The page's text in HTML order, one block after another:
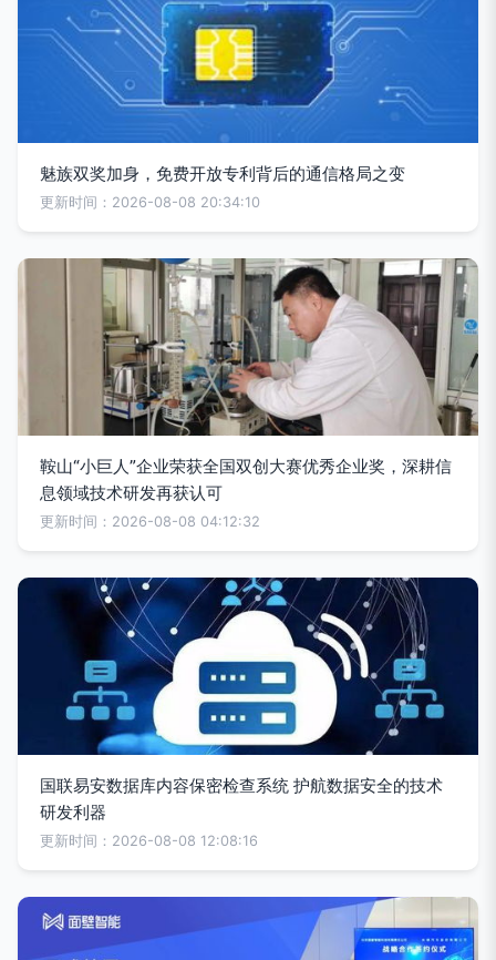
魅族双奖加身，免费开放专利背后的通信格局之变
更新时间：2026-08-08 20:34:10
鞍山“小巨人”企业荣获全国双创大赛优秀企业奖，深耕信
息领域技术研发再获认可
更新时间：2026-08-08 04:12:32
国联易安数据库内容保密检查系统 护航数据安全的技术
研发利器
更新时间：2026-08-08 12:08:16